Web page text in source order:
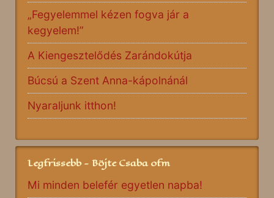
„Fegyelemmel kézen fogva jár a
kegyelem!”
A Kiengesztelődés Zarándokútja
Búcsú a Szent Anna-kápolnánál
Nyaraljunk itthon!
Legfrissebb - Böjte Csaba ofm
Mi minden belefér egyetlen napba!